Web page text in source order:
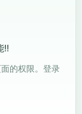
!!
的权限。登录